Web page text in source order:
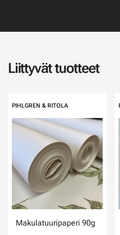
Liittyvät tuotteet
PIHLGREN & RITOLA
Makulatuuripaperi 90g